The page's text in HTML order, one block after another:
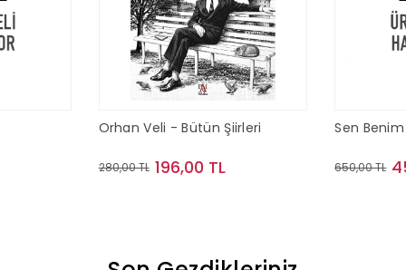
Orhan Veli - Bütün Şiirleri
280,00 TL 196,00 TL
Sen
650,00 TL